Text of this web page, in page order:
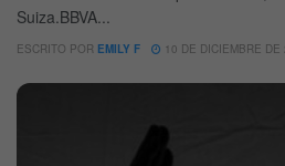
Suiza.BBVA...
ESCRITO POR EMILY F 10 DE DICIEMBRE DE